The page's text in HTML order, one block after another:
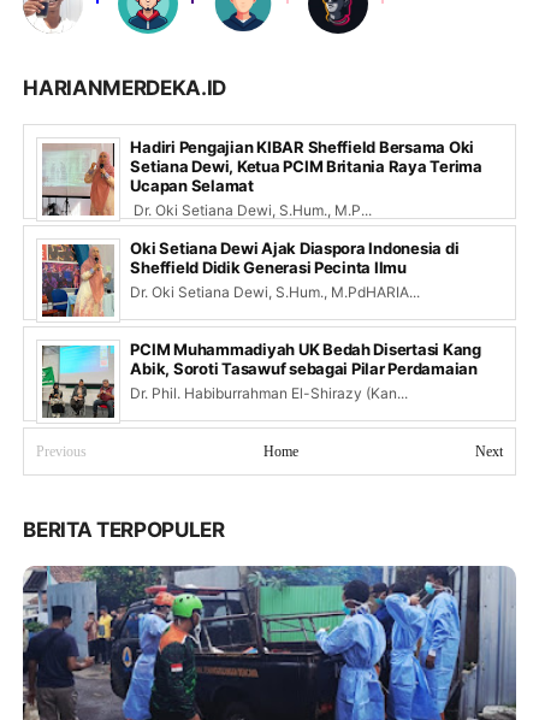
HARIANMERDEKA.ID
Hadiri Pengajian KIBAR Sheffield Bersama Oki
Setiana Dewi, Ketua PCIM Britania Raya Terima
Ucapan Selamat
Dr. Oki Setiana Dewi, S.Hum., M.P...
Oki Setiana Dewi Ajak Diaspora Indonesia di
Sheffield Didik Generasi Pecinta Ilmu
Dr. Oki Setiana Dewi, S.Hum., M.PdHARIA...
PCIM Muhammadiyah UK Bedah Disertasi Kang
Abik, Soroti Tasawuf sebagai Pilar Perdamaian
Dr. Phil. Habiburrahman El-Shirazy (Kan...
Previous Next
Home
BERITA TERPOPULER